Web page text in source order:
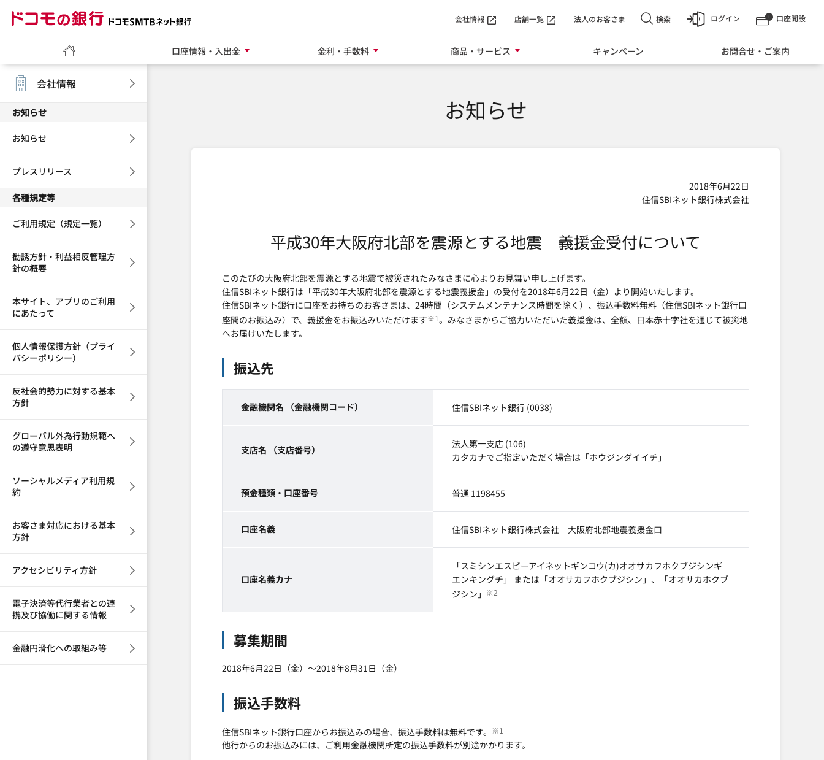
口座開設
ログイン
口座情報・入出金 金利・手数料 商品・サービス キャンペーン お問合せ・ご案内
会社情報 店舗一覧 法人のお客さま 検索
お知らせ
2018年6月22日
住信SBIネット銀行株式会社
平成30年大阪府北部を震源とする地震 義援金受付について
このたびの大阪府北部を震源とする地震で被災されたみなさまに心よりお見舞い申し上げます。
住信SBIネット銀行は「平成30年大阪府北部を震源とする地震義援金」の受付を2018年6月22日（金）より開始いたします。
住信SBIネット銀行に口座をお持ちのお客さまは、24時間（システムメンテナンス時間を除く）、振込手数料無料（住信SBIネット銀行口
座間のお振込み）で、義援金をお振込みいただけます※1。みなさまからご協力いただいた義援金は、全額、日本赤十字社を通じて被災地
へお届けいたします。
振込先
金融機関名 （金融機関コード） 住信SBIネット銀行 (0038)
支店名 （支店番号）
法人第一支店 (106)
カタカナでご指定いただく場合は「ホウジンダイイチ」
預金種類・口座番号 普通 1198455
口座名義 住信SBIネット銀行株式会社 大阪府北部地震義援金口
口座名義カナ
「スミシンエスビーアイネットギンコウ(カ)オオサカフホクブジシンギ
エンキングチ」 または「オオサカフホクブジシン」、「オオサカホクブ
ジシン」 ※2
募集期間
2018年6月22日（金）～2018年8月31日（金）
振込手数料
住信SBIネット銀行口座からお振込みの場合、振込手数料は無料です。 ※1
他行からのお振込みには、ご利用金融機関所定の振込手数料が別途かかります。
会社情報
お知らせ
お知らせ
プレスリリース
各種規定等
ご利用規定（規定一覧）
勧誘方針・利益相反管理方
針の概要
本サイト、アプリのご利用
にあたって
個人情報保護方針（プライ
バシーポリシー）
反社会的勢力に対する基本
方針
グローバル外為行動規範へ
の遵守意思表明
ソーシャルメディア利用規
約
お客さま対応における基本
方針
アクセシビリティ方針
電子決済等代行業者との連
携及び協働に関する情報
金融円滑化への取組み等